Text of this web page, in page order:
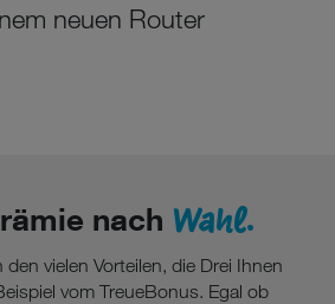
neuen Router
nach Wahl.
den vielen Vorteilen, die Drei Ihnen
vom TreueBonus. Egal ob